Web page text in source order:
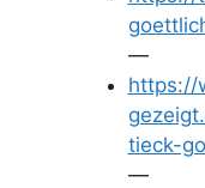
—
https://
tieck-
—